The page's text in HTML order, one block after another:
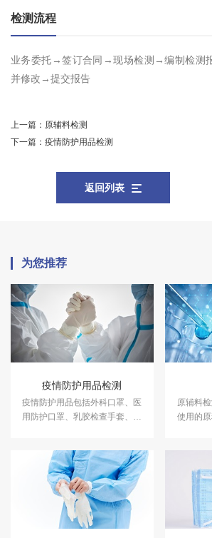
检测流程
业务委托→签订合同→现场检测→编制检测
并修改→提交报告
上一篇： 原辅料检测
下一篇： 疫情防护用品检测
返回列表
为您推荐
疫情防护用品检测
疫情防护用品包括外科口罩、医
用防护口罩、乳胶检查手套、速
等。中科检测开展疫情防护用品
检测，具备CMA、CNAS资质。
原辅料
使用的
药典》
品检测
全性，